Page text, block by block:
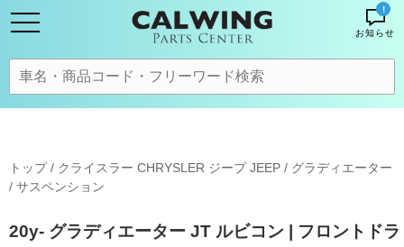
!
お知らせ
トップ/ クライスラー CHRYSLER ジープ JEEP / グラディエーター
/ サスペンション
20y- グラディエーター JT ルビコン | フロントドラ